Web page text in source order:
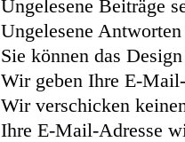
Ungelesene Beiträge
Ungelesene
Sie können das
Wir geben Ihre E-
Wir verschicken
Ihre E-Mail-Adresse